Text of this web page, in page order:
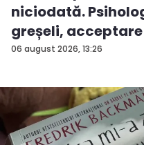
06 august 2026, 13:26
niciodată.
greșeli,
însuți - VIDEO